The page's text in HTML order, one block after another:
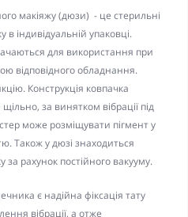
макіяжу (дюзи) - це стерильні
індивідуальній упаковці.
для використання при
відповідного обладнання.
Конструкція ковпачка
за винятком вібрації під
може розміщувати пігмент у
Також у дюзі знаходиться
за рахунок постійного вакууму.
є надійна фіксація тату
вібрації, а отже